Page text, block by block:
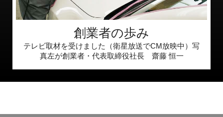
創業者の歩み
テレビ取材を受けました（衛星放送でCM放映中）写
真左が創業者・代表取締役社長 齋藤 恒一